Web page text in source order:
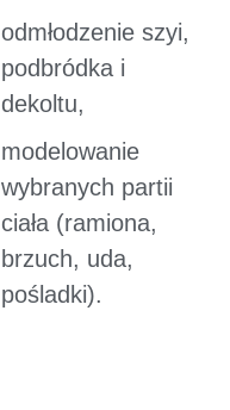
odmłodzenie szyi,
podbródka i
dekoltu,
modelowanie
wybranych partii
ciała (ramiona,
brzuch, uda,
pośladki).